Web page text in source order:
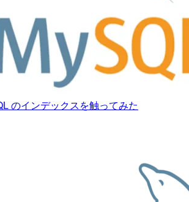
のインデックスを触ってみた